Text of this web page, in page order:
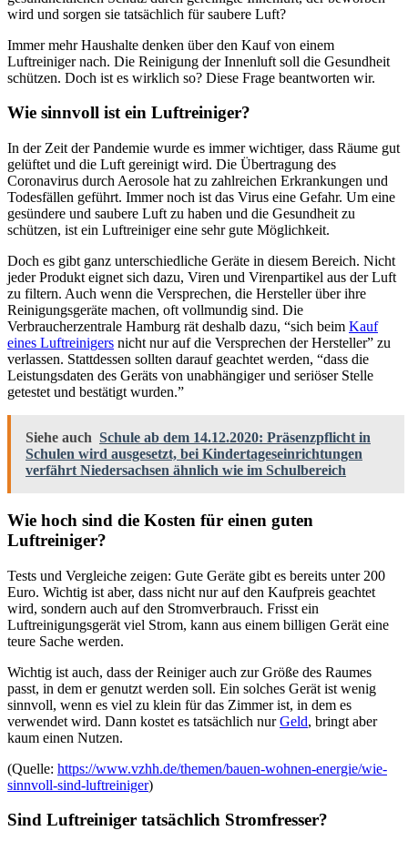
wird und sorgen sie tatsächlich für saubere Luft?
Immer mehr Haushalte denken über den Kauf von einem
Luftreiniger nach. Die Reinigung der Innenluft soll die Gesundheit
schützen. Doch ist es wirklich so? Diese Frage beantworten wir.
Wie sinnvoll ist ein Luftreiniger?
In der Zeit der Pandemie wurde es immer wichtiger, dass Räume gut
gelüftet und die Luft gereinigt wird. Die Übertragung des
Coronavirus durch Aerosole hat zu zahlreichen Erkrankungen und
Todesfällen geführt. Immer noch ist das Virus eine Gefahr. Um eine
gesündere und saubere Luft zu haben und die Gesundheit zu
schützen, ist ein Luftreiniger eine sehr gute Möglichkeit.
Doch es gibt ganz unterschiedliche Geräte in diesem Bereich. Nicht
jeder Produkt eignet sich dazu, Viren und Virenpartikel aus der Luft
zu filtern. Auch wenn die Versprechen, die Hersteller über ihre
Reinigungsgeräte machen, oft vollmundig sind. Die
Verbraucherzentrale Hamburg rät deshalb dazu, “sich beim Kauf
eines Luftreinigers nicht nur auf die Versprechen der Hersteller” zu
verlassen. Stattdessen sollten darauf geachtet werden, “dass die
Leistungsdaten des Geräts von unabhängiger und seriöser Stelle
getestet und bestätigt wurden.”
Siehe auch Schule ab dem 14.12.2020: Präsenzpflicht in
Schulen wird ausgesetzt, bei Kindertageseinrichtungen
verfährt Niedersachsen ähnlich wie im Schulbereich
Wie hoch sind die Kosten für einen guten
Luftreiniger?
Tests und Vergleiche zeigen: Gute Geräte gibt es bereits unter 200
Euro. Wichtig ist aber, dass nicht nur auf den Kaufpreis geachtet
wird, sondern auch auf den Stromverbrauch. Frisst ein
Luftreinigungsgerät viel Strom, kann aus einem billigen Gerät eine
teure Sache werden.
Wichtig ist auch, dass der Reiniger auch zur Größe des Raumes
passt, in dem er genutzt werden soll. Ein solches Gerät ist wenig
sinnvoll, wenn es viel zu klein für das Zimmer ist, in dem es
verwendet wird. Dann kostet es tatsächlich nurGeld, bringt aber
kaum einen Nutzen.
(Quelle: https://www.vzhh.de/themen/bauen-wohnen-energie/wie-
sinnvoll-sind-luftreiniger)
Sind Luftreiniger tatsächlich Stromfresser?